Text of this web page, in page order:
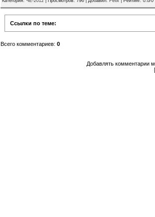
Ссылки по теме:
Всего комментариев: 0
Добавлять комментарии
[